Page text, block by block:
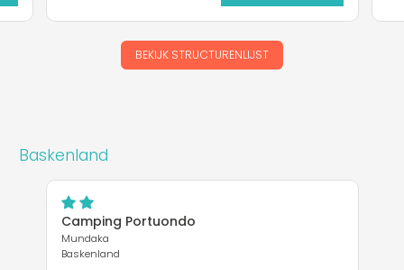
BEKIJK STRUCTURENLIJST
Baskenland
Camping Portuondo
Mundaka
Baskenland